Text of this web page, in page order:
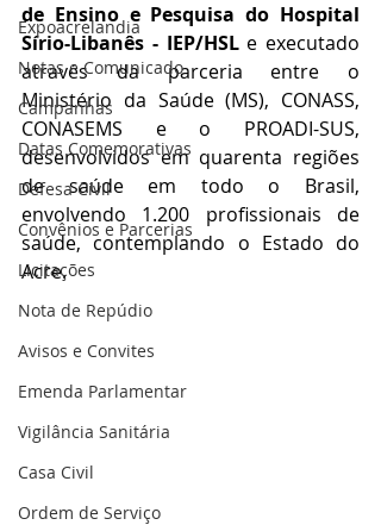
Expoacrelandia
Notas e Comunicado
Campanhas
Datas Comemorativas
Defesa Civil
Convênios e Parcerias
Licitações
Nota de Repúdio
Avisos e Convites
Emenda Parlamentar
Vigilância Sanitária
Casa Civil
Ordem de Serviço
de Ensino e Pesquisa do Hospital
Sírio-Libanês - IEP/HSL e executado
através da parceria entre o
Ministério da Saúde (MS), CONASS,
CONASEMS e o PROADI-SUS,
desenvolvidos em quarenta regiões
de saúde em todo o Brasil,
envolvendo 1.200 profissionais de
saúde, contemplando o Estado do
Acre.